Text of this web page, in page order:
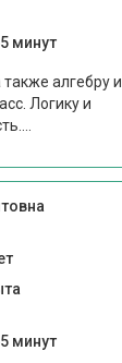
минут
алгебру и
Логику и
минут